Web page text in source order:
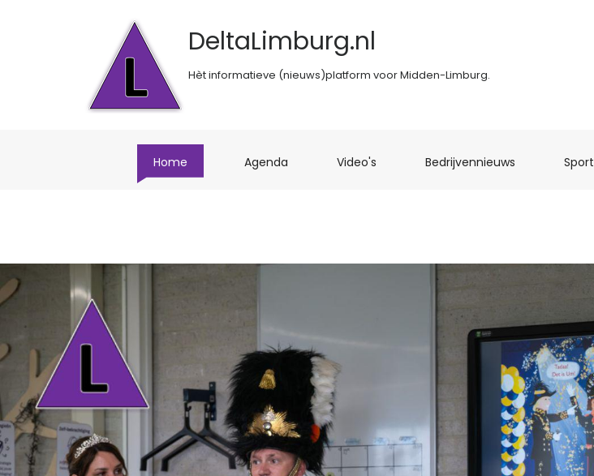
DeltaLimburg.nl
Hèt informatieve (nieuws)platform voor Midden-Limburg.
Home Agenda (current)Video's (current)Bedrijvennieuws (current)Sport